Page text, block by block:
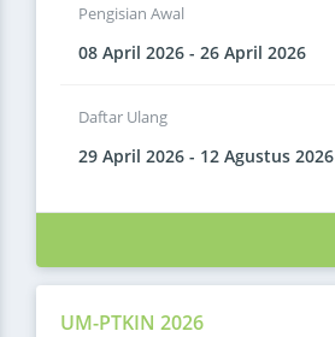
Pengisian Awal
08 April 2026 - 26 April 2026
Daftar Ulang
29 April 2026 - 12 Agustus 2026
UM-PTKIN 2026